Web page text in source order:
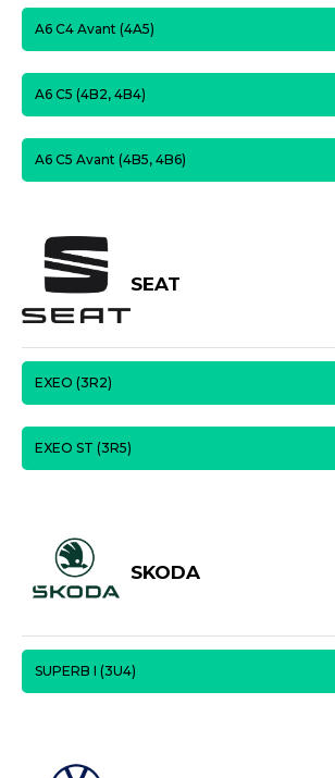
A6 C4 Avant (4A5)
A6 C5 (4B2, 4B4)
A6 C5 Avant (4B5, 4B6)
SEAT
EXEO (3R2)
EXEO ST (3R5)
SKODA
SUPERB I (3U4)